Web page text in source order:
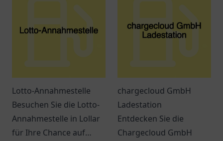
erwarten Sie.
Lotto-Annahmestelle
Besuchen Sie die Lotto-
Annahmestelle in Lollar
für Ihre Chance auf
chargecloud GmbH
Ladestation
Entdecken Sie die
Chargecloud GmbH